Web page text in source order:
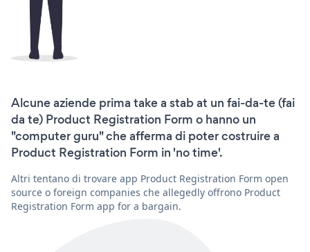
Alcune aziende prima take a stab at un fai-da-te (fai
da te) Product Registration Form o hanno un
"computer guru" che afferma di poter costruire a
Product Registration Form in 'no time'.
Altri tentano di trovare app Product Registration Form open
source o foreign companies che allegedly offrono Product
Registration Form app for a bargain.